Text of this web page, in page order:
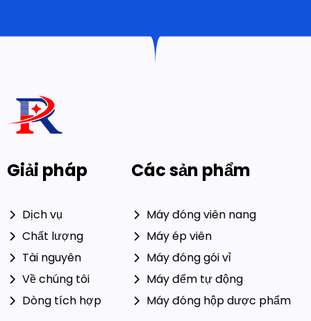
Giải pháp
Dịch vụ
Chất lượng
Tài nguyên
Về chúng tôi
Dòng tích hợp
Các sản phẩm
Máy đóng viên nang
Máy ép viên
Máy đóng gói vỉ
Máy đếm tự động
Máy đóng hộp dược phẩm